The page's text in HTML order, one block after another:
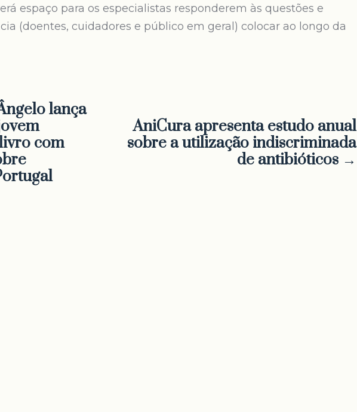
espaço para os especialistas responderem às questões e
(doentes, cuidadores e público em geral) colocar ao longo da
lança
com
AniCura apresenta estudo anual
sobre a utilização indiscriminada
de antibióticos →